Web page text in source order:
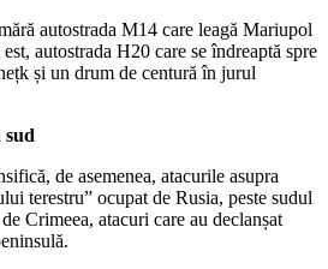
autostrada M14 care leagă Mariupol
autostrada H20 care se îndreaptă spre
și un drum de centură în jurul
sud
de asemenea, atacurile asupra
terestru” ocupat de Rusia, peste sudul
Crimeea, atacuri care au declanșat